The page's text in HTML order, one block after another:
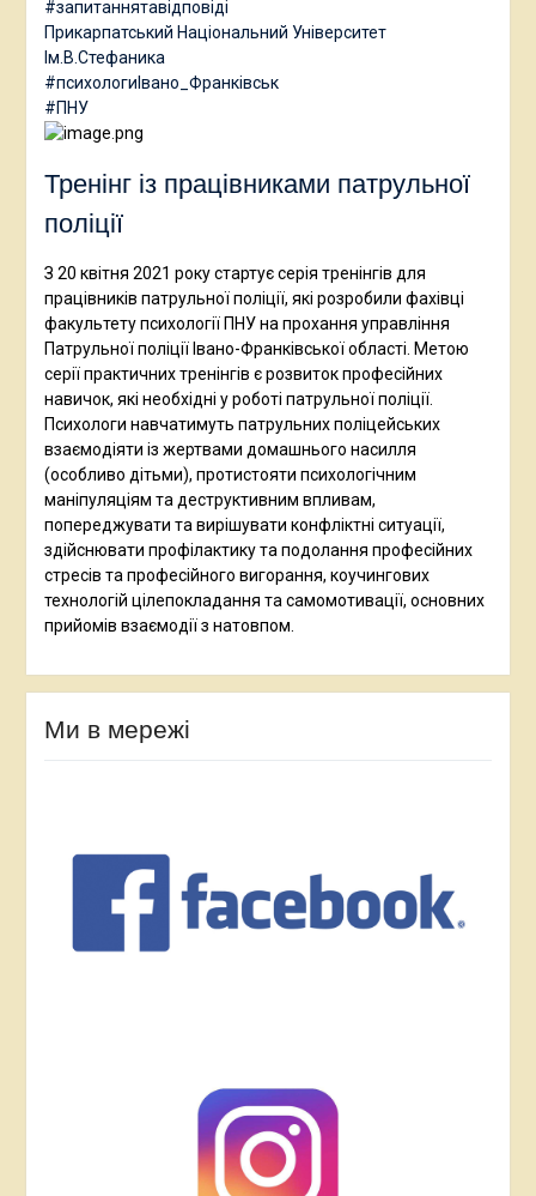
#запитаннятавідповіді
Прикарпатський Національний Університет
Ім.В.Стефаника
#психологиІвано_Франківськ
#ПНУ
Тренінг із працівниками патрульної
поліції
З 20 квітня 2021 року стартує серія тренінгів для
працівників патрульної поліції, які розробили фахівці
факультету психології ПНУ на прохання управління
Патрульної поліції Івано-Франківської області. Метою
серії практичних тренінгів є розвиток професійних
навичок, які необхідні у роботі патрульної поліції.
Психологи навчатимуть патрульних поліцейських
взаємодіяти із жертвами домашнього насилля
(особливо дітьми), протистояти психологічним
маніпуляціям та деструктивним впливам,
попереджувати та вирішувати конфліктні ситуації,
здійснювати профілактику та подолання професійних
стресів та професійного вигорання, коучингових
технологій цілепокладання та самомотивації, основних
прийомів взаємодії з натовпом.
Ми в мережі